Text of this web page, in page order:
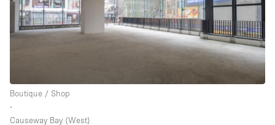
Boutique / Shop
∙
Causeway Bay (West)